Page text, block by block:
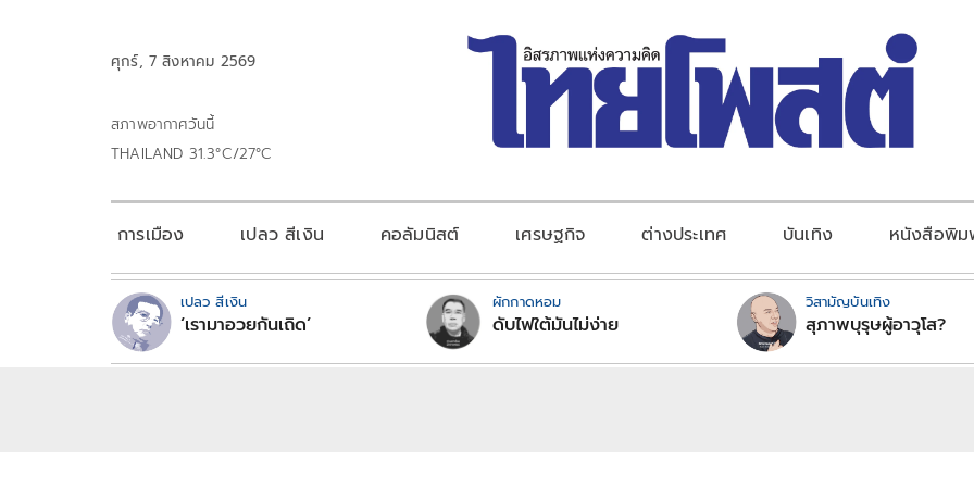
ศุกร์, 7 สิงหาคม 2569
สภาพอากาศวันนี้
THAILAND 31.3°C/27°C
การเมือง เปลว สีเงิน คอลัมนิสต์ เศรษฐกิจ ต่างประเทศ บันเทิง หนังสือพิ
เปลว สีเงิน
‘เรามาอวยกันเถิด’
ผักกาดหอม
ดับไฟใต้มันไม่ง่าย
วิสามัญบันเทิง
สุภาพบุรุษผู้อาวุโส?